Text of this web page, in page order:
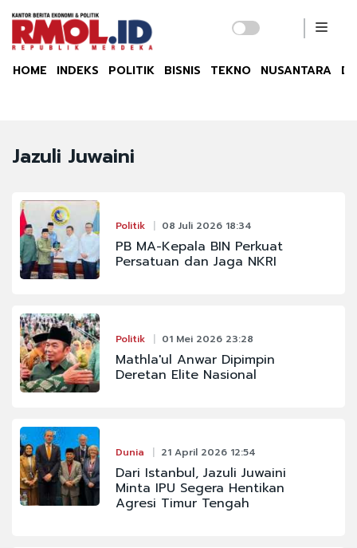
HOME INDEKS POLITIK BISNIS TEKNO NUSANTARA
Jazuli Juwaini
Politik 08 Juli 2026 18:34
PB MA-Kepala BIN Perkuat
Persatuan dan Jaga NKRI
Politik 01 Mei 2026 23:28
Mathla'ul Anwar Dipimpin
Deretan Elite Nasional
Dunia 21 April 2026 12:54
Dari Istanbul, Jazuli Juwaini
Minta IPU Segera Hentikan
Agresi Timur Tengah